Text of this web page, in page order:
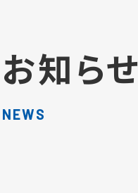
お知らせ
NEWS